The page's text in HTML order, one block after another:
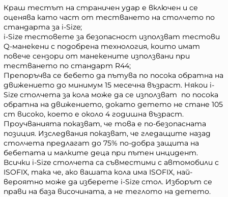
Краш тестът на страничен удар е включен и се
оценява като част от тестването на столчето по
стандарта за i-Size;
i-Size тестовете за безопасност използват тестови
Q-манекени с подобрена технология, които имат
повече сензори от манекените използвани при
тестването по стандарт R44;
Препоръчва се бебето да пътува по посока обратна на
движението до минимум 15 месечна възраст. Някои i-
Size столчета за кола може да се използват по посока
обратна на движението, докато детето не стане 105
cm високо, което е около 4 годишна възраст.
Проучванията показват, че това е по-безопасната
позиция. Изследвания показват, че гледащите назад
столчета предлагат до 75% по-добра защита на
бебетата и малките деца при пътен инцидент.
Всички i-Size столчета са съвместими с автомобили с
ISOFIX, така че, ако вашата кола има ISOFIX, най-
вероятно може да изберете i-Size стол. Изборът се
прави на база височината, а не теглото на детето.